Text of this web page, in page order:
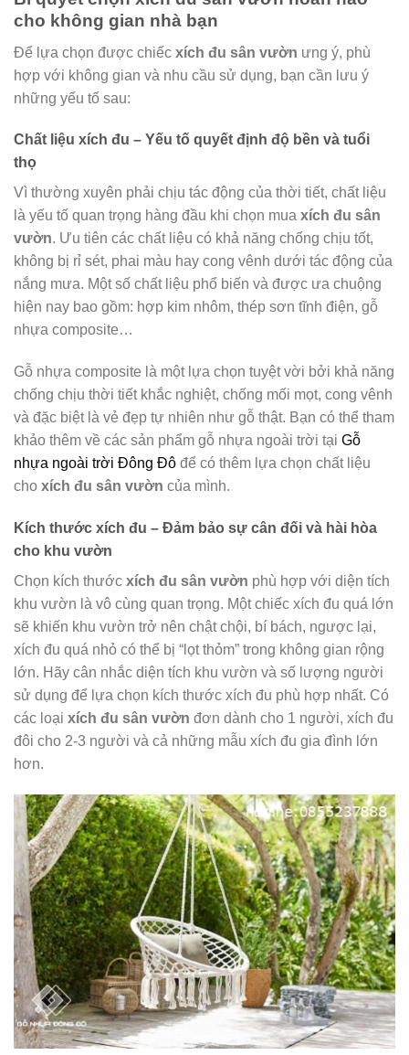
cho không gian nhà bạn
Để lựa chọn được chiếc xích đu sân vườn ưng ý, phù
hợp với không gian và nhu cầu sử dụng, bạn cần lưu ý
những yếu tố sau:
Chất liệu xích đu – Yếu tố quyết định độ bền và tuổi
thọ
Vì thường xuyên phải chịu tác động của thời tiết, chất liệu
là yếu tố quan trọng hàng đầu khi chọn mua xích đu sân
vườn. Ưu tiên các chất liệu có khả năng chống chịu tốt,
không bị rỉ sét, phai màu hay cong vênh dưới tác động của
nắng mưa. Một số chất liệu phổ biến và được ưa chuộng
hiện nay bao gồm: hợp kim nhôm, thép sơn tĩnh điện, gỗ
nhựa composite…
Gỗ nhựa composite là một lựa chọn tuyệt vời bởi khả năng
chống chịu thời tiết khắc nghiệt, chống mối mọt, cong vênh
và đặc biệt là vẻ đẹp tự nhiên như gỗ thật. Bạn có thể tham
khảo thêm về các sản phẩm gỗ nhựa ngoài trời tại Gỗ
nhựa ngoài trời Đông Đô để có thêm lựa chọn chất liệu
cho xích đu sân vườn của mình.
Kích thước xích đu – Đảm bảo sự cân đối và hài hòa
cho khu vườn
Chọn kích thước xích đu sân vườn phù hợp với diện tích
khu vườn là vô cùng quan trọng. Một chiếc xích đu quá lớn
sẽ khiến khu vườn trở nên chật chội, bí bách, ngược lại,
xích đu quá nhỏ có thể bị “lọt thỏm” trong không gian rộng
lớn. Hãy cân nhắc diện tích khu vườn và số lượng người
sử dụng để lựa chọn kích thước xích đu phù hợp nhất. Có
các loại xích đu sân vườn đơn dành cho 1 người, xích đu
đôi cho 2-3 người và cả những mẫu xích đu gia đình lớn
hơn.